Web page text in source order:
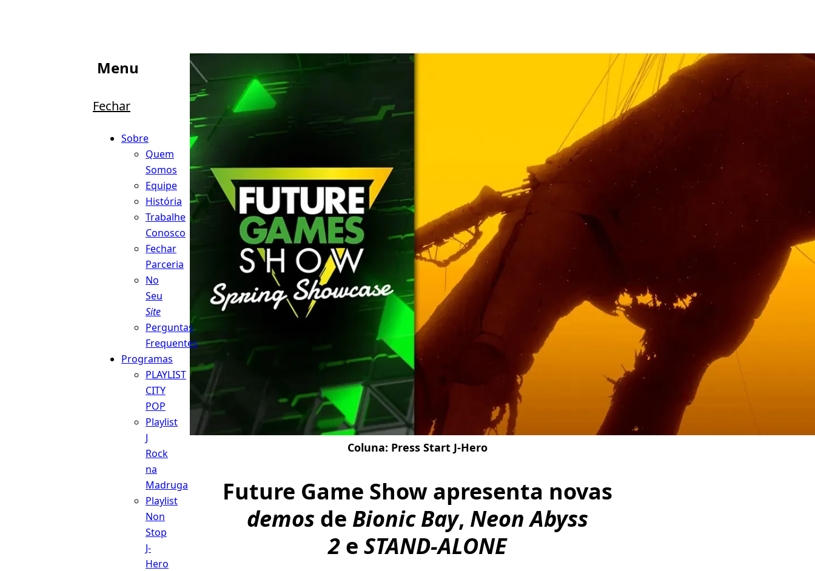
Menu
Fechar
Sobre
Quem
Somos
Equipe
História
Trabalhe
Conosco
Fechar
Parceria
No
Seu
Site
Perguntas
Frequentes
Programas
PLAYLIST
CITY
POP
Playlist
J
Rock
na
Madruga
Playlist
Non
Stop
J-
Hero
Coluna: Press Start J-Hero
Future Game Show apresenta novas
demos de Bionic Bay, Neon Abyss
2e STAND-ALONE